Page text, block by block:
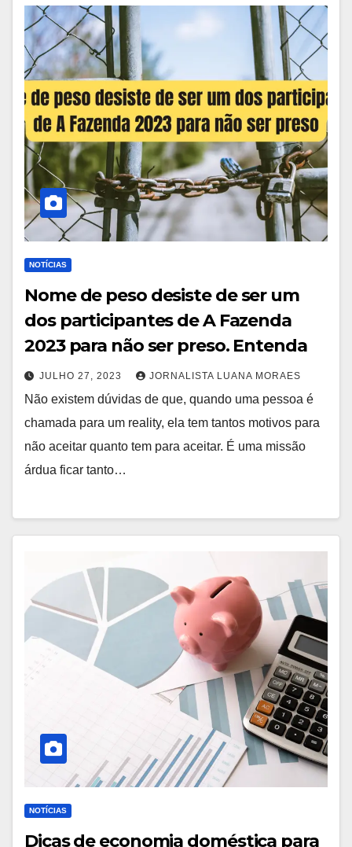
NOTÍCIAS
Nome de peso desiste de ser um
dos participantes de A Fazenda
2023 para não ser preso. Entenda
JULHO 27, 2023 JORNALISTA LUANA MORAES
Não existem dúvidas de que, quando uma pessoa é
chamada para um reality, ela tem tantos motivos para
não aceitar quanto tem para aceitar. É uma missão
árdua ficar tanto…
NOTÍCIAS
Dicas de economia doméstica para